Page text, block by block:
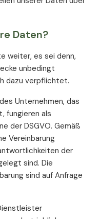
Daten?
weiter, es sei denn,
unbedingt
dazu verpflichtet.
Unternehmen, das
fungieren als
der DSGVO. Gemäß
Vereinbarung
der
sind. Die
sind auf Anfrage